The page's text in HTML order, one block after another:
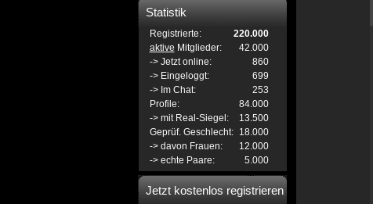
Statistik
Registrierte:
220.000
aktive Mitglieder:
42.000
-> Jetzt online:
860
-> Eingeloggt:
699
-> Im Chat:
253
Profile:
84.000
-> mit Real-Siegel:
13.500
Geprüf. Geschlecht:
18.000
-> davon Frauen:
12.000
-> echte Paare:
5.000
Jetzt kostenlos registrieren